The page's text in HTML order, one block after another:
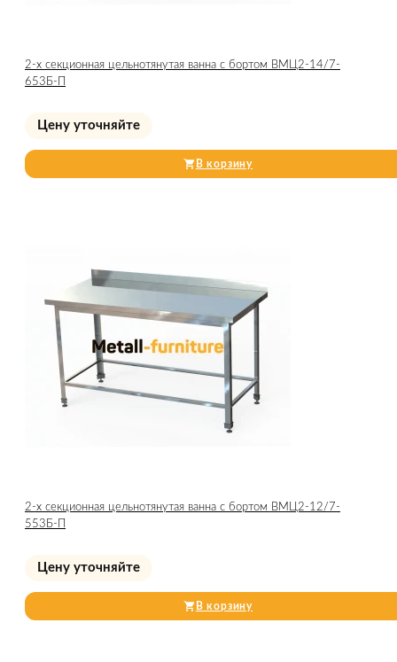
2-х секционная цельнотянутая ванна с бортом ВМЦ2-14/7-
653Б-П
Цену уточняйте
В корзину
2-х секционная цельнотянутая ванна с бортом ВМЦ2-12/7-
553Б-П
Цену уточняйте
В корзину